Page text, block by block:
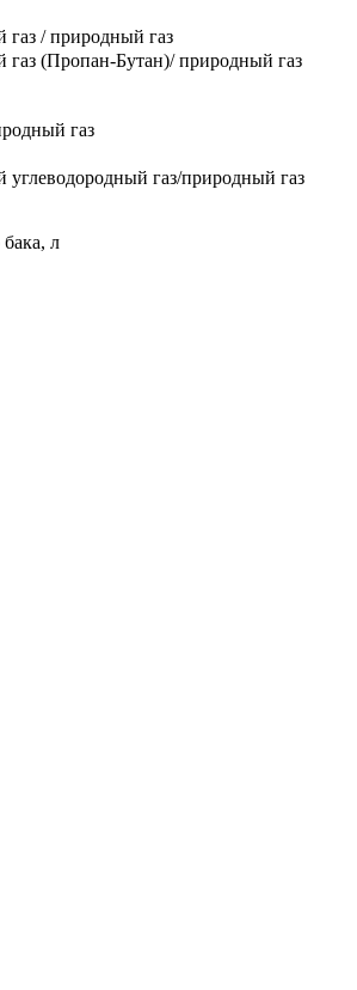
/ природный газ
(Пропан-Бутан)/ природный газ
газ
газ/природный газ
л